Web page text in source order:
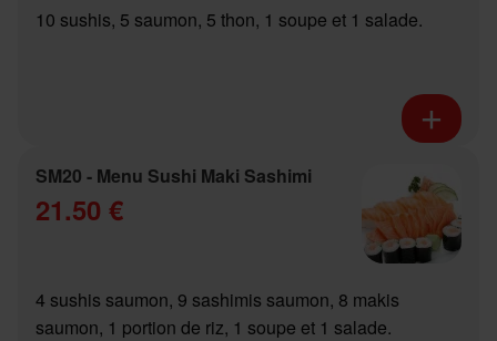
10 sushis, 5 saumon, 5 thon, 1 soupe et 1 salade.
SM20 - Menu Sushi Maki Sashimi
21.50 €
4 sushis saumon, 9 sashimis saumon, 8 makis
saumon, 1 portion de riz, 1 soupe et 1 salade.